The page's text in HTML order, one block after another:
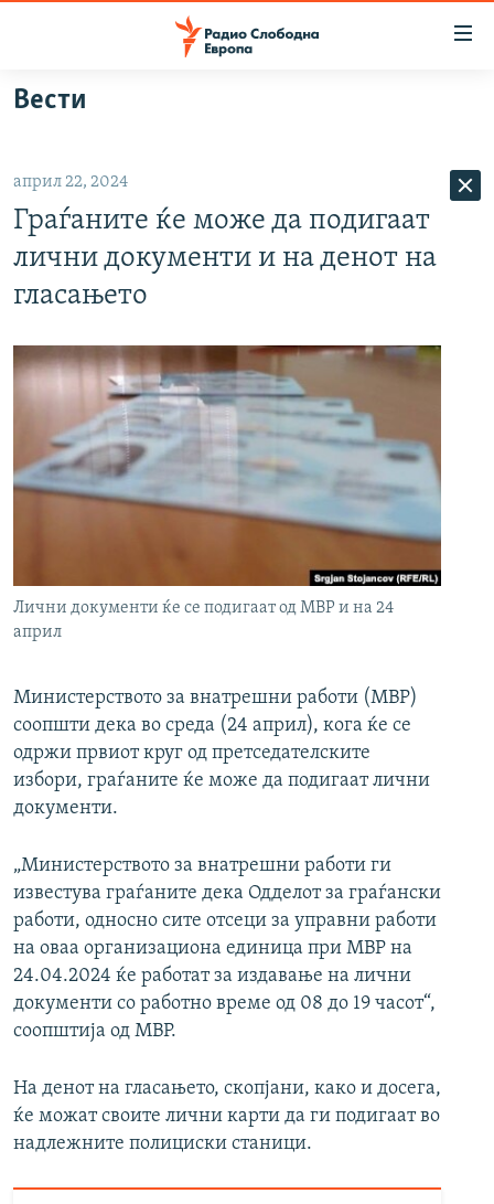
Оди
на
главната
навигација
на
ВИЗУЕЛНО
ВЕСТИ
ШТО ТРЕБА ДА ЗНАЕТЕ
ПОДКАСТ ЗОШТО?
СЛЕДЕТЕ НЕ
РСЕ веб страници
Вести
април 22, 2024
Граѓаните ќе може да подигаат
лични документи и на денот на
гласањето
Лични документи ќе се подигаат од МВР и на 24
април
Министерството за внатрешни работи (МВР)
соопшти дека во среда (24 април), кога ќе се
одржи првиот круг од претседателските
избори, граѓаните ќе може да подигаат лични
документи.
„Министерството за внатрешни работи ги
известува граѓаните дека Одделот за граѓански
работи, односно сите отсеци за управни работи
на оваа организациона единица при МВР на
24.04.2024 ќе работат за издавање на лични
документи со работно време од 08 до 19 часот“,
соопштија од МВР.
На денот на гласањето, скопјани, како и досега,
ќе можат своите лични карти да ги подигаат во
надлежните полициски станици.